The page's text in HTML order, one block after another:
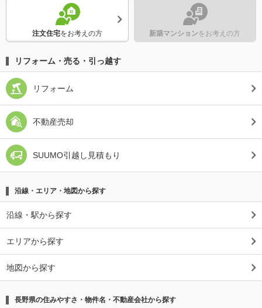
注文住宅をお考えの方 新築マンションをお考えの方
リフォーム・売る・引っ越す
リフォーム
不動産売却
SUUMO引越し見積もり
沿線・エリア・地図から探す
沿線・駅から探す
エリアから探す
地図から探す
長野県の住みやすさ・物件名・不動産会社から探す